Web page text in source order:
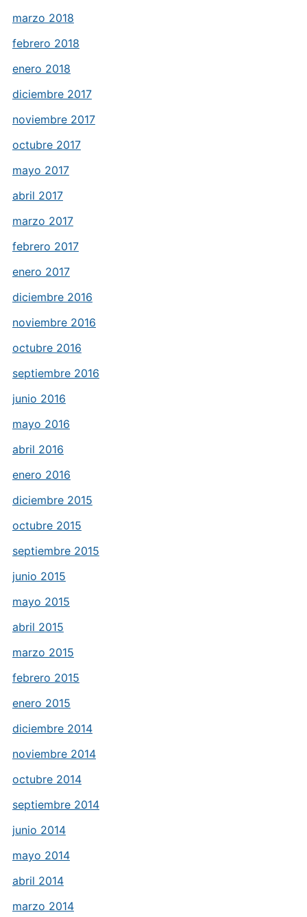
marzo 2018
febrero 2018
enero 2018
diciembre 2017
noviembre 2017
octubre 2017
mayo 2017
abril 2017
marzo 2017
febrero 2017
enero 2017
diciembre 2016
noviembre 2016
octubre 2016
septiembre 2016
junio 2016
mayo 2016
abril 2016
enero 2016
diciembre 2015
octubre 2015
septiembre 2015
junio 2015
mayo 2015
abril 2015
marzo 2015
febrero 2015
enero 2015
diciembre 2014
noviembre 2014
octubre 2014
septiembre 2014
junio 2014
mayo 2014
abril 2014
marzo 2014